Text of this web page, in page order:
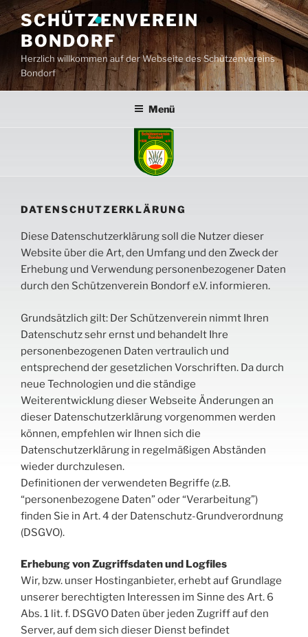
Zum
Inhalt
springen
SCHÜTZENVEREIN
BONDORF
Herzlich willkommen auf der Webseite des Schützenvereins
Bondorf
Menü
DATENSCHUTZERKLÄRUNG
Diese Datenschutzerklärung soll die Nutzer dieser
Website über die Art, den Umfang und den Zweck der
Erhebung und Verwendung personenbezogener Daten
durch den Schützenverein Bondorf e.V. informieren.
Grundsätzlich gilt: Der Schützenverein nimmt Ihren
Datenschutz sehr ernst und behandelt Ihre
personenbezogenen Daten vertraulich und
entsprechend der gesetzlichen Vorschriften. Da durch
neue Technologien und die ständige
Weiterentwicklung dieser Webseite Änderungen an
dieser Datenschutzerklärung vorgenommen werden
können, empfehlen wir Ihnen sich die
Datenschutzerklärung in regelmäßigen Abständen
wieder durchzulesen.
Definitionen der verwendeten Begriffe (z.B.
“personenbezogene Daten” oder “Verarbeitung”)
finden Sie in Art. 4 der Datenschutz-Grundverordnung
(DSGVO).
Erhebung von Zugriffsdaten und Logfiles
Wir, bzw. unser Hostinganbieter, erhebt auf Grundlage
unserer berechtigten Interessen im Sinne des Art. 6
Abs. 1 lit. f. DSGVO Daten über jeden Zugriff auf den
Server, auf dem sich dieser Dienst befindet